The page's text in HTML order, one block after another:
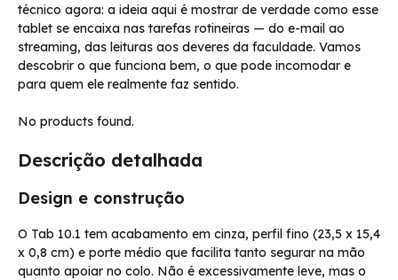
técnico agora: a ideia aqui é mostrar de verdade como esse
tablet se encaixa nas tarefas rotineiras — do e-mail ao
streaming, das leituras aos deveres da faculdade. Vamos
descobrir o que funciona bem, o que pode incomodar e
para quem ele realmente faz sentido.
No products found.
Descrição detalhada
Design e construção
O Tab 10.1 tem acabamento em cinza, perfil fino (23,5 x 15,4
x 0,8 cm) e porte médio que facilita tanto segurar na mão
quanto apoiar no colo. Não é excessivamente leve, mas o